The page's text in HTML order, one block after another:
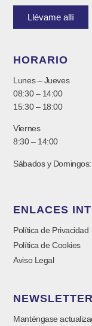
Llévame allí
HORARIO
Lunes – Jueves
08:30 – 14:00
15:30 – 18:00
Viernes
8:30 – 14:00
Sábados y
ENLACES
Política de Privacidad
Política de Cookies
Aviso Legal
NEWSLETTER
Manténgase